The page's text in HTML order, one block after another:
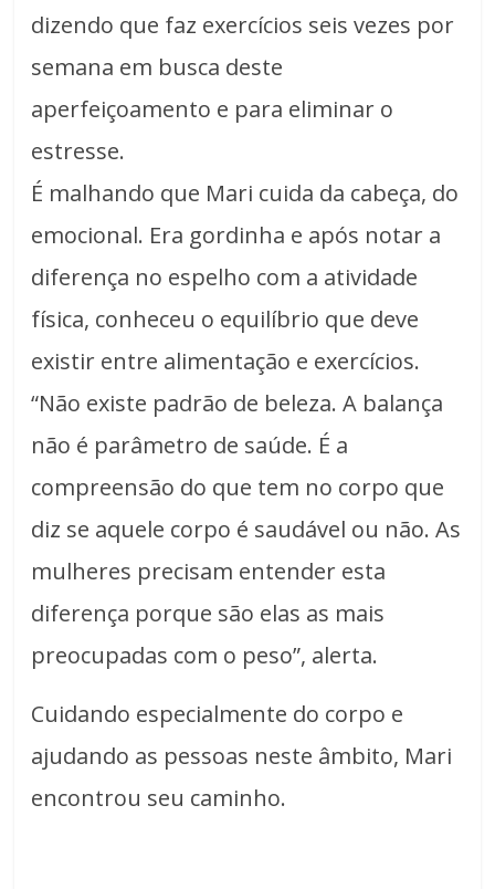
dizendo que faz exercícios seis vezes por
semana em busca deste
aperfeiçoamento e para eliminar o
estresse.
É malhando que Mari cuida da cabeça, do
emocional. Era gordinha e após notar a
diferença no espelho com a atividade
física, conheceu o equilíbrio que deve
existir entre alimentação e exercícios.
“Não existe padrão de beleza. A balança
não é parâmetro de saúde. É a
compreensão do que tem no corpo que
diz se aquele corpo é saudável ou não. As
mulheres precisam entender esta
diferença porque são elas as mais
preocupadas com o peso”, alerta.
Cuidando especialmente do corpo e
ajudando as pessoas neste âmbito, Mari
encontrou seu caminho.